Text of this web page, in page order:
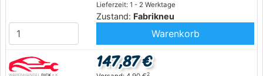
Lieferzeit: 1 - 2 Werktage
Zustand: Fabrikneu
Warenkorb
147,87 €
2